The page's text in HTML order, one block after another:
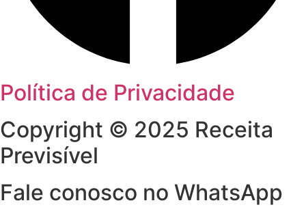
Política de Privacidade
Copyright © 2025 Receita
Previsível
Fale conosco no WhatsApp